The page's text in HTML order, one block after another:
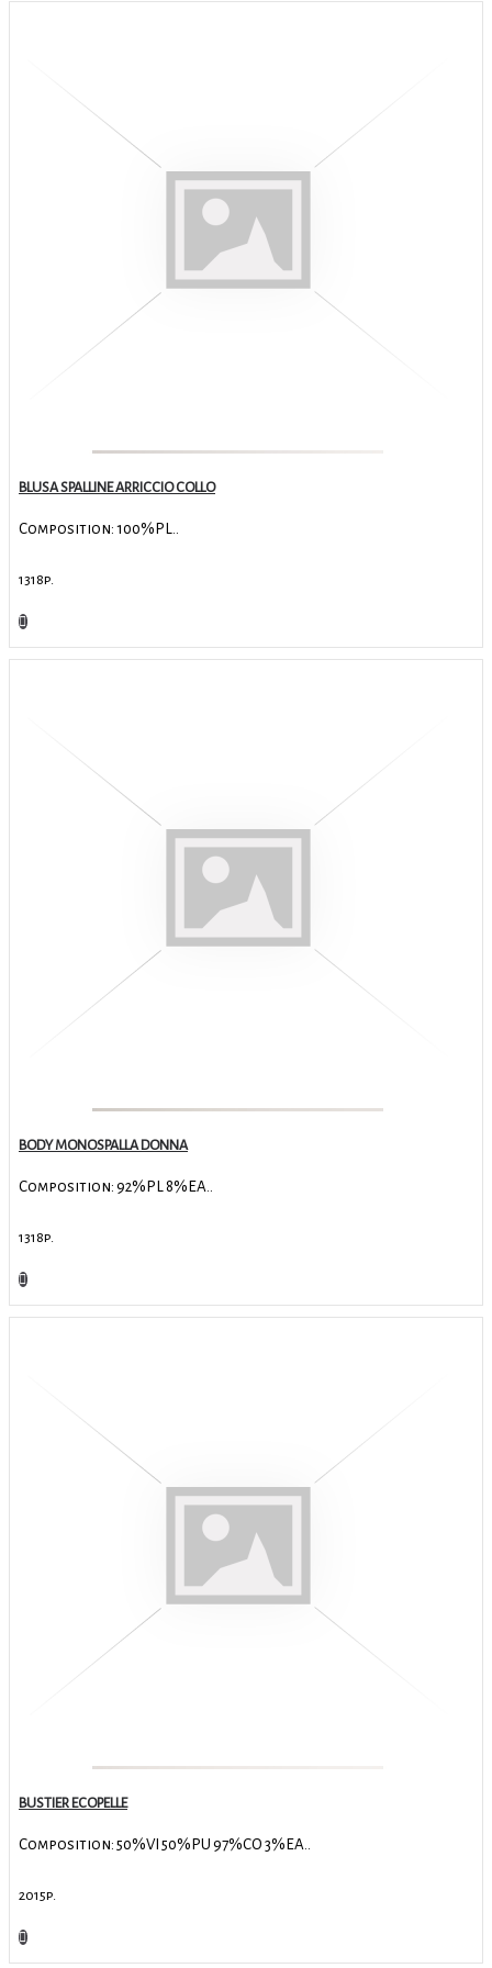
BLUSA SPALLINE ARRICCIO COLLO
Composition: 100%PL..
1318р.
BODY MONOSPALLA DONNA
Composition: 92%PL 8%EA..
1318р.
BUSTIER ECOPELLE
Composition: 50%VI 50%PU 97%CO 3%EA..
2015р.